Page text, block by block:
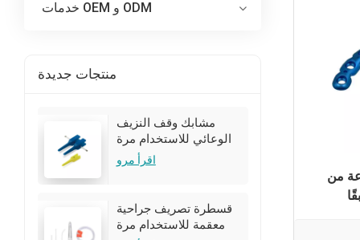
خدمات OEM و ODM
منتجات جديدة
مشابك وقف النزيف
الوعائي للاستخدام مرة
واحدة للجراحة
اقرأ مرو
قسطرة تصريف جراحية
معقمة للاستخدام مرة
من